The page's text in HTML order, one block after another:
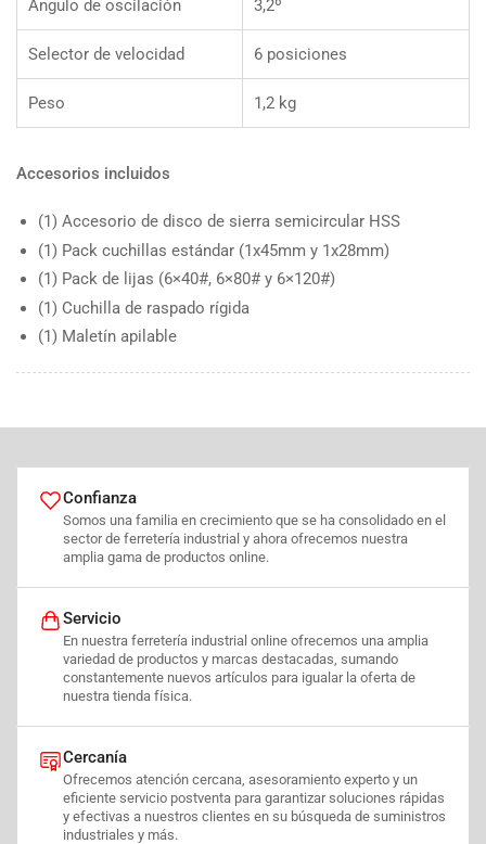
Ángulo de oscilación 3,2º
Selector de velocidad 6 posiciones
Peso 1,2 kg
Accesorios incluidos
(1) Accesorio de disco de sierra semicircular HSS
(1) Pack cuchillas estándar (1x45mm y 1x28mm)
(1) Pack de lijas (6×40#, 6×80# y 6×120#)
(1) Cuchilla de raspado rígida
(1) Maletín apilable
Confianza
Somos una familia en crecimiento que se ha consolidado en el
sector de ferretería industrial y ahora ofrecemos nuestra
amplia gama de productos online.
Servicio
En nuestra ferretería industrial online ofrecemos una amplia
variedad de productos y marcas destacadas, sumando
constantemente nuevos artículos para igualar la oferta de
nuestra tienda física.
Cercanía
Ofrecemos atención cercana, asesoramiento experto y un
eficiente servicio postventa para garantizar soluciones rápidas
y efectivas a nuestros clientes en su búsqueda de suministros
industriales y más.